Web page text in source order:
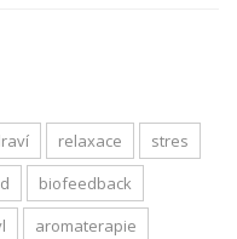
relaxace
stres
biofeedback
aromaterapie